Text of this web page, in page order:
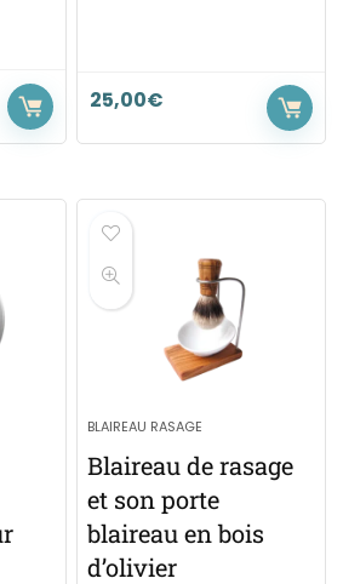
25,00€
BLAIREAU RASAGE
Blaireau de rasage
et son porte
blaireau en bois
d’olivier